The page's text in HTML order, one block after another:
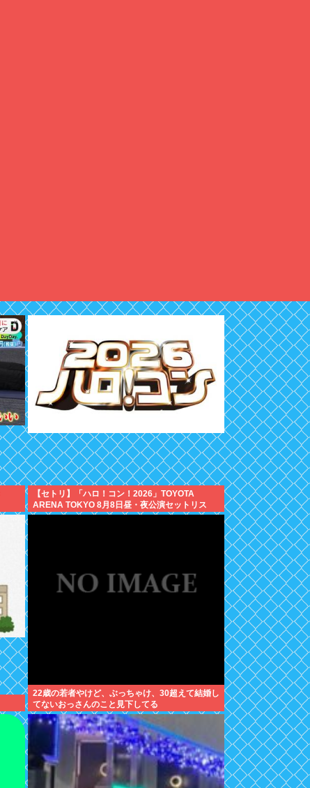
【セトリ】「ハロ！コン！2026」TOYOTA
ARENA TOKYO 8月8日昼・夜公演セットリス
22歳の若者やけど、ぶっちゃけ、30超えて結婚し
てないおっさんのこと見下してる